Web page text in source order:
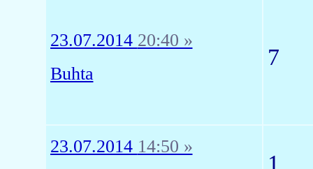
23.07.2014 20:40 »
Buhta
7
23.07.2014 14:50 »
1